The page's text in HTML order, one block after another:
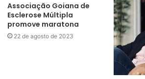
Associação Goiana de
Esclerose Múltipla
promove maratona
22 de agosto de 2023